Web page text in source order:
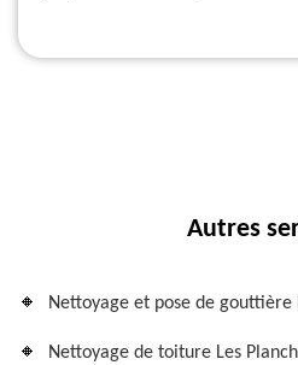
Autres
Nettoyage et pose de gouttière
Nettoyage de toiture Les